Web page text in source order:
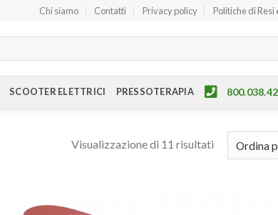
Chi siamo Contatti Privacy policy Politiche di Resi
SCOOTER ELETTRICI PRESSOTERAPIA
Visualizzazione di 11 risultati